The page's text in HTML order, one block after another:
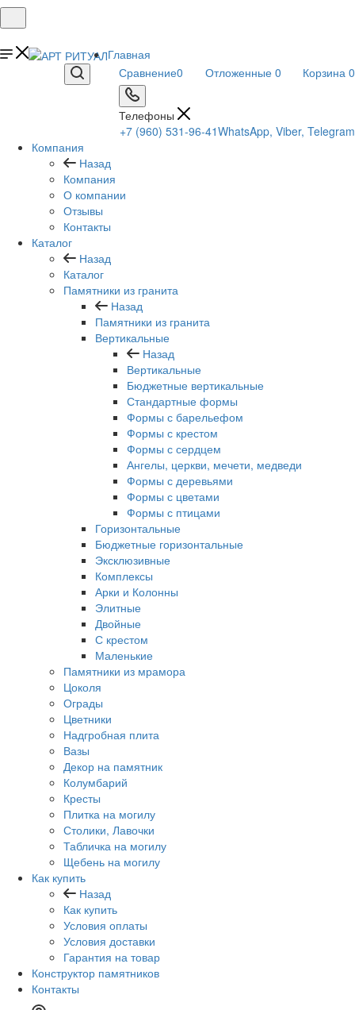
Сравнение0 Отложенные 0 Корзина 0
Телефоны
+7 (960) 531-96-41WhatsApp, Viber, Telegram
Главная
Компания
Назад
Компания
О компании
Отзывы
Контакты
Каталог
Назад
Каталог
Памятники из гранита
Назад
Памятники из гранита
Вертикальные
Назад
Вертикальные
Бюджетные вертикальные
Стандартные формы
Формы с барельефом
Формы с крестом
Формы с сердцем
Ангелы, церкви, мечети, медведи
Формы с деревьями
Формы с цветами
Формы с птицами
Горизонтальные
Бюджетные горизонтальные
Эксклюзивные
Комплексы
Арки и Колонны
Элитные
Двойные
С крестом
Маленькие
Памятники из мрамора
Цоколя
Ограды
Цветники
Надгробная плита
Вазы
Декор на памятник
Колумбарий
Кресты
Плитка на могилу
Столики, Лавочки
Табличка на могилу
Щебень на могилу
Как купить
Назад
Как купить
Условия оплаты
Условия доставки
Гарантия на товар
Конструктор памятников
Контакты